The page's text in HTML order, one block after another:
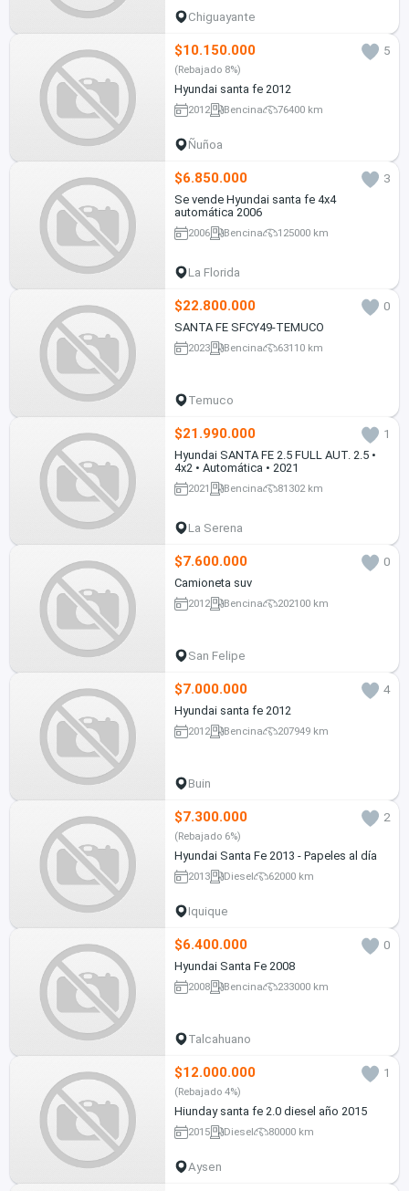
Chiguayante
$10.150.000 5
(Rebajado 8%)
Hyundai santa fe 2012
2012 Bencina 76400 km
Ñuñoa
$6.850.000
3
Se vende Hyundai santa fe 4x4
automática 2006
2006 Bencina 125000 km
La Florida
$22.800.000
0
SANTA FE SFCY49-TEMUCO
2023 Bencina 63110 km
Temuco
$21.990.000
1
Hyundai SANTA FE 2.5 FULL AUT. 2.5 •
4x2 • Automática • 2021
2021 Bencina 81302 km
La Serena
$7.600.000
0
Camioneta suv
2012 Bencina 202100 km
San Felipe
$7.000.000
4
Hyundai santa fe 2012
2012 Bencina 207949 km
Buin
$7.300.000 2
(Rebajado 6%)
Hyundai Santa Fe 2013 - Papeles al día
2013 Diesel 62000 km
Iquique
$6.400.000
0
Hyundai Santa Fe 2008
2008 Bencina 233000 km
Talcahuano
$12.000.000 1
(Rebajado 4%)
Hiunday santa fe 2.0 diesel año 2015
2015 Diesel 80000 km
Aysen